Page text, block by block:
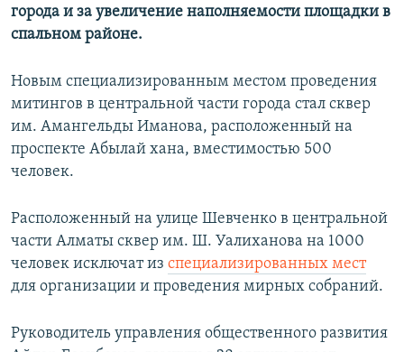
города и за увеличение наполняемости площадки в
спальном районе.
Новым специализированным местом проведения
митингов в центральной части города стал сквер
им. Амангельды Иманова, расположенный на
проспекте Абылай хана, вместимостью 500
человек.
Расположенный на улице Шевченко в центральной
части Алматы сквер им. Ш. Уалиханова на 1000
человек исключат из специализированных мест
для организации и проведения мирных собраний.
Руководитель управления общественного развития